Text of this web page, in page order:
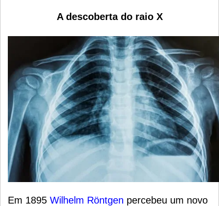
A descoberta do raio X
Em 1895 Wilhelm Röntgen percebeu um novo